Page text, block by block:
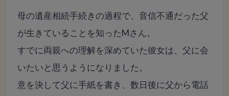
母の遺産相続手続きの過程で、音信不通だった父
が生きていることを知ったMさん。
すでに両親への理解を深めていた彼女は、父に会
いたいと思うようになりました。
意を決して父に手紙を書き、数日後に父から電話